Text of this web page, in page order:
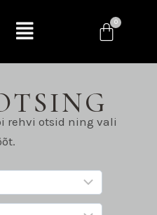
rehvi otsid ning vali